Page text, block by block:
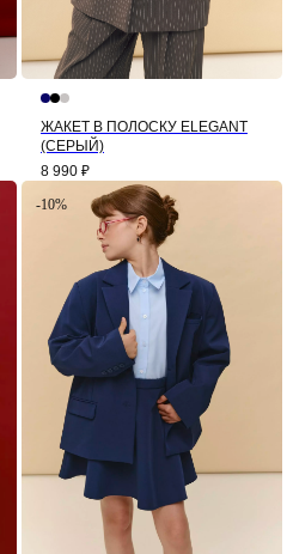
ЖАКЕТ В ПОЛОСКУ ELEGANT
(СЕРЫЙ)
8 990 ₽
-10%